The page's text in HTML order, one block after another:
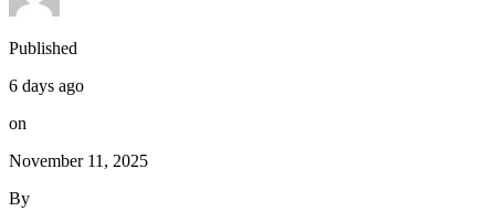
Published
6 days ago
on
November 11, 2025
By
webdesk17